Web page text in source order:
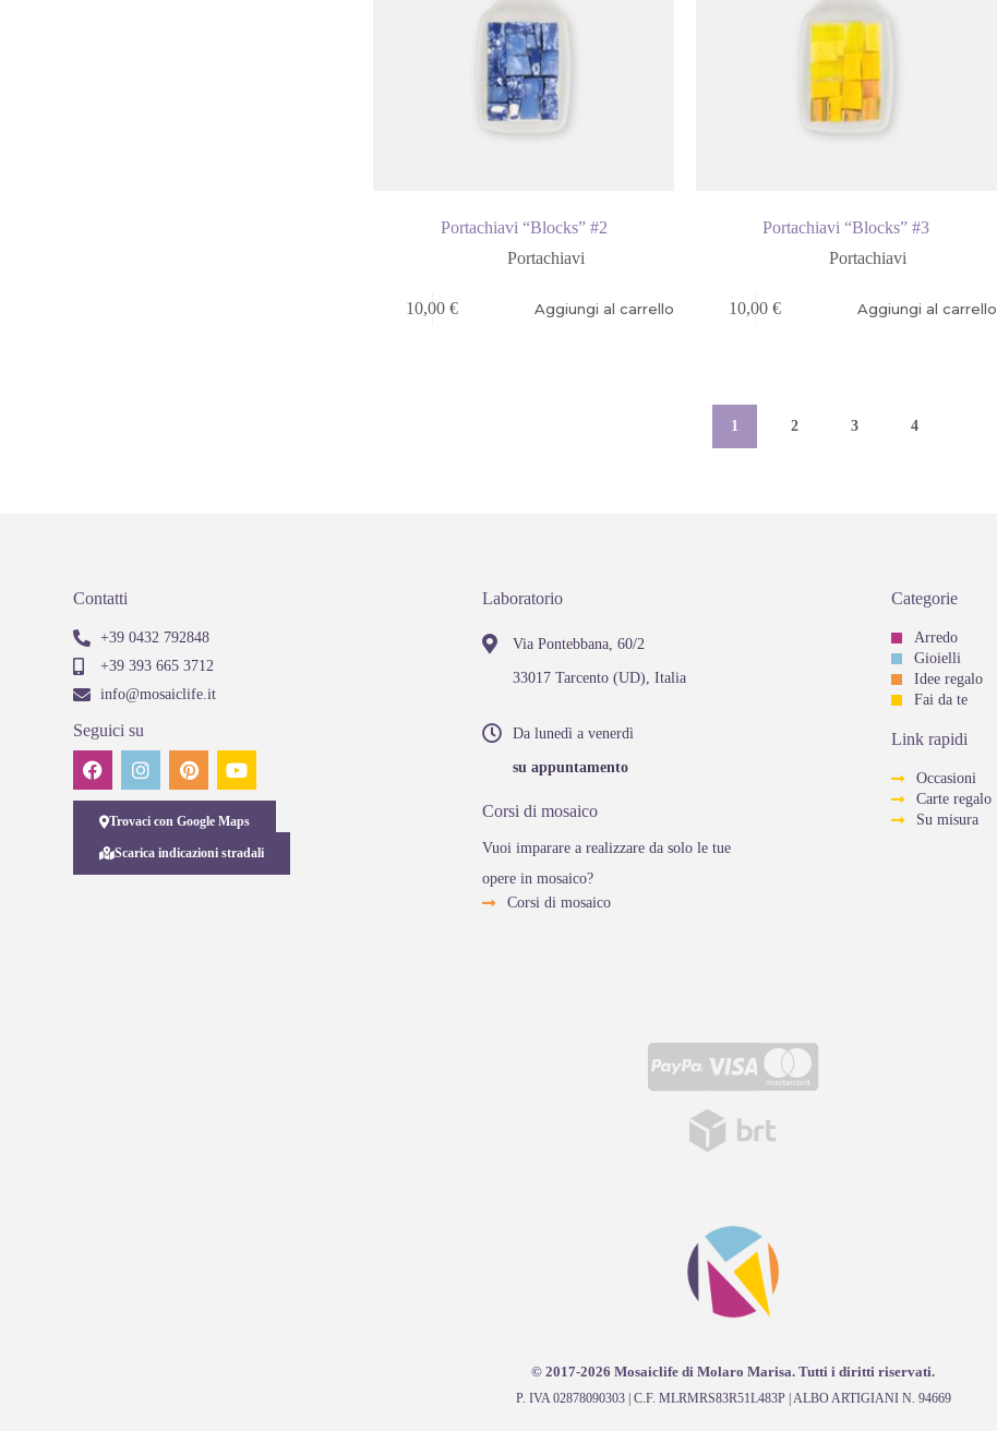
Portachiavi “Blocks” #2
Portachiavi
10,00€ Aggiungi al carrello
Portachiavi “Blocks” #3
Portachiavi
10,00€ Aggiungi al carrello
1 2 3 4
Contatti
+39 0432 792848
+39 393 665 3712
info@mosaiclife.it
Seguici su
Trovaci con Google Maps
Scarica indicazioni stradali
Laboratorio
Via Pontebbana, 60/2
33017 Tarcento (UD), Italia
Da lunedì a venerdì
su appuntamento
Corsi di mosaico
Vuoi imparare a realizzare da solo le tue
opere in mosaico?
Corsi di mosaico
Categorie
Arredo
Gioielli
Idee regalo
Fai da te
Link rapidi
Occasioni
Carte regalo
Su misura
© 2017-2026 Mosaiclife di Molaro Marisa. Tutti i diritti riservati.
P. IVA 02878090303 | C.F. MLRMRS83R51L483P | ALBO ARTIGIANI N. 94669